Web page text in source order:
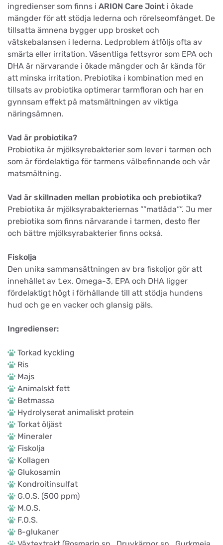
ingredienser som finns i ARION Care Joint i ökade
mängder för att stödja lederna och rörelseomfånget. De
tillsatta ämnena bygger upp brosket och
vätskebalansen i lederna. Ledproblem åtföljs ofta av
smärta eller irritation. Väsentliga fettsyror som EPA och
DHA är närvarande i ökade mängder och är kända för
att minska irritation. Prebiotika i kombination med en
tillsats av probiotika optimerar tarmfloran och har en
gynnsam effekt på matsmältningen av viktiga
näringsämnen.
Vad är probiotika?
Probiotika är mjölksyrebakterier som lever i tarmen och
som är fördelaktiga för tarmens välbefinnande och vår
matsmältning.
Vad är skillnaden mellan probiotika och prebiotika?
Prebiotika är mjölksyrabakteriernas ””matlåda””. Ju mer
prebiotika som finns närvarande i tarmen, desto fler
och bättre mjölksyrabakterier finns också.
Fiskolja
Den unika sammansättningen av bra fiskoljor gör att
innehållet av t.ex. Omega-3, EPA och DHA ligger
fördelaktigt högt i förhållande till att stödja hundens
hud och ge en vacker och glansig päls.
Ingredienser:
Torkad kyckling
Ris
Majs
Animalskt fett
Betmassa
Hydrolyserat animaliskt protein
Torkat öljäst
Mineraler
Fiskolja
Kollagen
Glukosamin
Kondroitinsulfat
G.O.S. (500 ppm)
M.O.S.
F.O.S.
ß-glukaner